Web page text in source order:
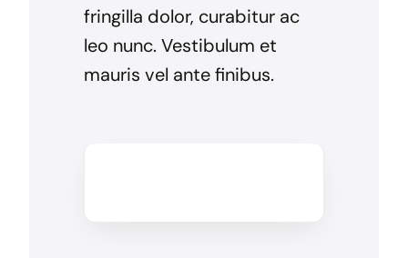
fringilla dolor, curabitur ac
leo nunc. Vestibulum et
mauris vel ante finibus.